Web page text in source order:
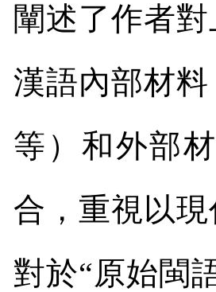
闡述了作者
漢語內部材
等）和外部
合，重視以
對於“原始閩